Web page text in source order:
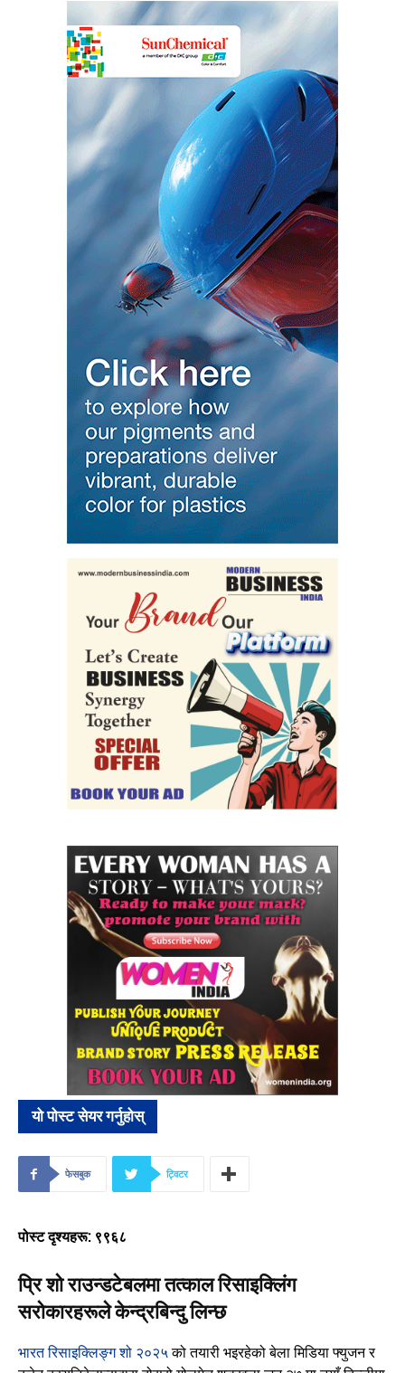
यो पोस्ट सेयर गर्नुहोस्
फेसबुक ट्विटर
पोस्ट दृश्यहरू: ९९६८
प्रि शो राउन्डटेबलमा तत्काल रिसाइक्लिंग
सरोकारहरूले केन्द्रबिन्दु लिन्छ
भारत रिसाइक्लिङ्ग शो २०२५को तयारी भइरहेको बेला मिडिया फ्युजन र